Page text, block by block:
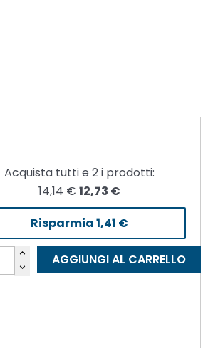
Acquista tutti e 2i prodotti:
14,14 €12,73 €
Risparmia1,41 €
AGGIUNGI AL CARRELLO